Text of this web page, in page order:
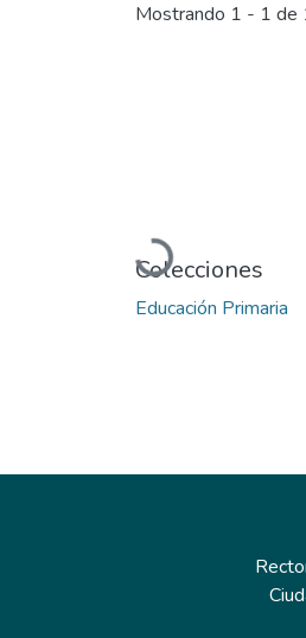
Mostrando 1 - 1 de
Cargando...
Colecciones
Educación Primaria